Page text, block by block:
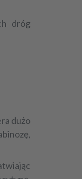
dróg
dużo